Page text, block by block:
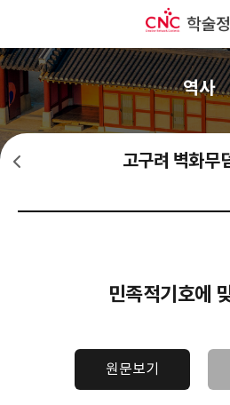
역사
고구려 벽화무
민족적기호에
원문보기